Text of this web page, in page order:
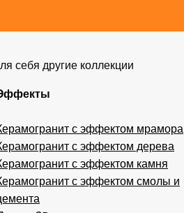
другие коллекции
с эффектом мрамора
с эффектом дерева
с эффектом камня
с эффектом смолы и